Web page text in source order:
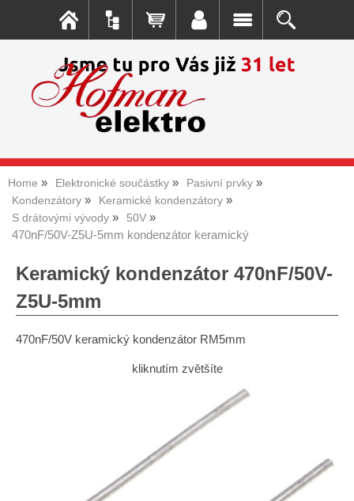
Home Elektronické součástky
Pasivní prvky
Kondenzátory
Keramické kondenzátory
S drátovými vývody
50V
470nF/50V-Z5U-5mm kondenzátor keramický
Keramický kondenzátor 470nF/50V-
Z5U-5mm
470nF/50V keramický kondenzátor RM5mm
kliknutím zvětšíte